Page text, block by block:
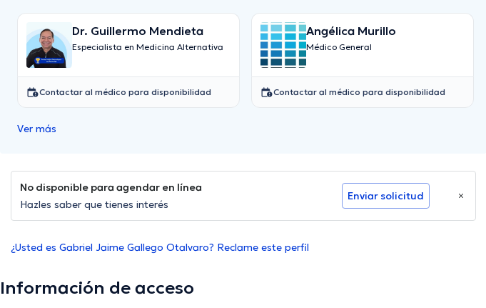
Dr. Guillermo Mendieta
Especialista en Medicina Alternativa
Contactar al médico para disponibilidad
Angélica Murillo
Médico General
Contactar al médico para disponibilidad
Ver más
No disponible para agendar en línea
Hazles saber que tienes interés
Enviar solicitud
¿Usted es Gabriel Jaime Gallego Otalvaro? Reclame este perfil
Información de acceso